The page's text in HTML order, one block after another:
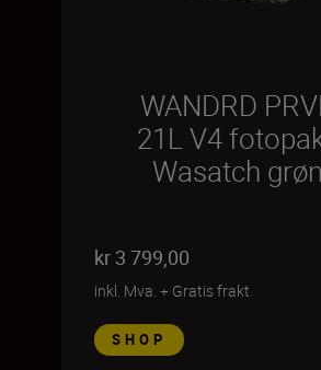
WANDRD
21L V4
Wasatch
kr 3 799,00
inkl. Mva. + Gratis frakt
SHOP